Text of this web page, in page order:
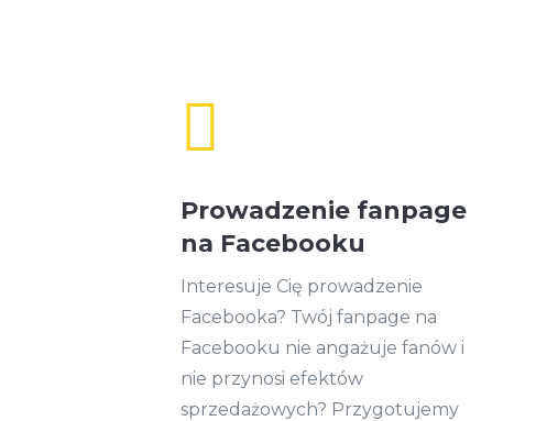

Prowadzenie fanpage
na Facebooku
Interesuje Cię prowadzenie
Facebooka? Twój fanpage na
Facebooku nie angażuje fanów i
nie przynosi efektów
sprzedażowych? Przygotujemy